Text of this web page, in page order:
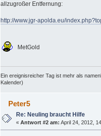
allzugroßer Entfernung:
http://www.jgr-apolda.eu/
MetGold
Ein ereignisreicher Tag ist mehr als
Kalender)
Peter5
Re: Neuling braucht Hilfe
«Antwort #2 am: April 24, 2012,